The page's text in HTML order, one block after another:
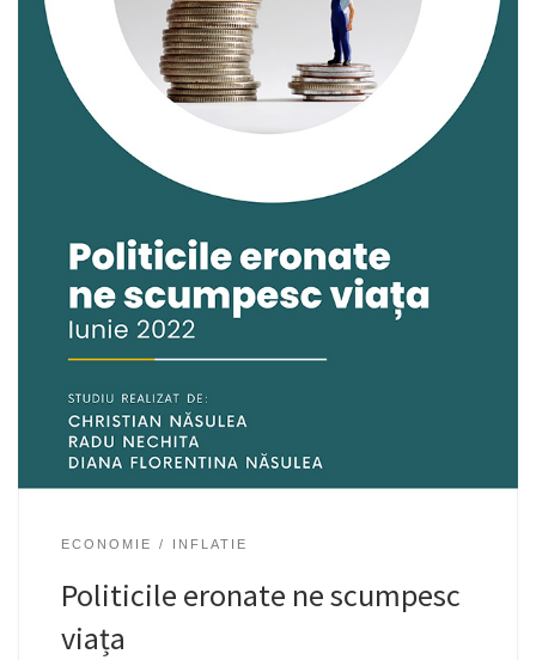
ECONOMIE INFLATIE
Politicile eronate ne scumpesc
viața